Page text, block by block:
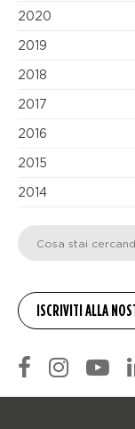
2020
2019
2018
2017
2016
2015
2014